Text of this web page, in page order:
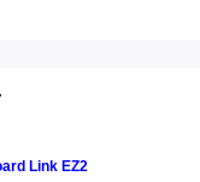
Link EZ2